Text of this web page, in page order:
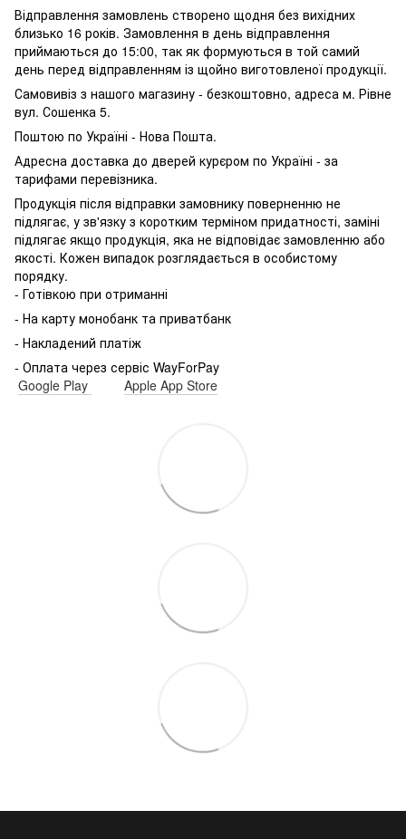
Відправлення замовлень створено щодня без вихідних
близько 16 років. Замовлення в день відправлення
приймаються до 15:00, так як формуються в той самий
день перед відправленням із щойно виготовленої продукції.
Самовивіз з нашого магазину - безкоштовно, адреса м. Рівне
вул. Сошенка 5.
Поштою по Україні - Нова Пошта.
Адресна доставка до дверей курєром по Україні - за
тарифами перевізника.
Продукція після відправки замовнику поверненню не
підлягає, у зв'язку з коротким терміном придатності, заміні
підлягає якщо продукція, яка не відповідає замовленню або
якості. Кожен випадок розглядається в особистому
порядку.
- Готівкою при отриманні
- На карту монобанк та приватбанк
- Накладений платіж
- Оплата через сервіс WayForPay
Google Play
Apple App Store